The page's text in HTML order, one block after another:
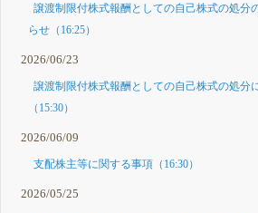
譲渡制限付株式報酬としての自己株式の処分
らせ（16:25）
2026/06/23
譲渡制限付株式報酬としての自己株式の処分
（15:30）
2026/06/09
支配株主等に関する事項（16:30）
2026/05/25